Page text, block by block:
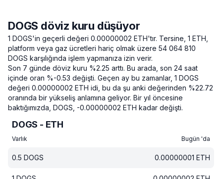
DOGS döviz kuru düşüyor
1 DOGS'in geçerli değeri 0.00000002 ETH'tır. Tersine, 1 ETH,
platform veya gaz ücretleri hariç olmak üzere 54 064 810
DOGS karşılığında işlem yapmanıza izin verir.
Son 7 günde döviz kuru %2.25 arttı. Bu arada, son 24 saat
içinde oran %-0.53 değişti. Geçen ay bu zamanlar, 1 DOGS
değeri 0.00000002 ETH idi, bu da şu anki değerinden %22.72
oranında bir yükseliş anlamına geliyor. Bir yıl öncesine
baktığımızda, DOGS, -0.00000002 ETH kadar değişti.
DOGS - ETH
Varlık Bugün 'da
0.5 DOGS 0.00000001 ETH